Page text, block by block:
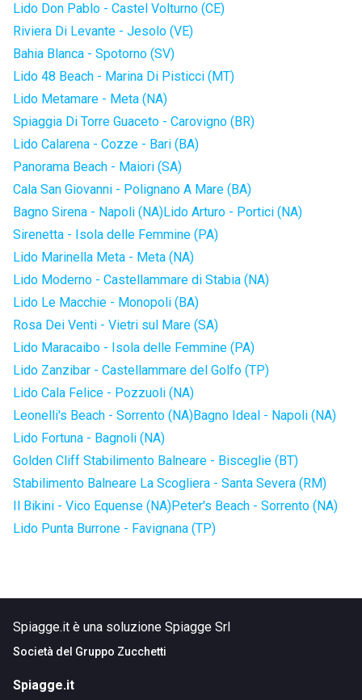
Lido Don Pablo - Castel Volturno (CE)
Riviera Di Levante - Jesolo (VE)
Bahia Blanca - Spotorno (SV)
Lido 48 Beach - Marina Di Pisticci (MT)
Lido Metamare - Meta (NA)
Spiaggia Di Torre Guaceto - Carovigno (BR)
Lido Calarena - Cozze - Bari (BA)
Panorama Beach - Maiori (SA)
Cala San Giovanni - Polignano A Mare (BA)
Bagno Sirena - Napoli (NA)Lido Arturo - Portici (NA)
Sirenetta - Isola delle Femmine (PA)
Lido Marinella Meta - Meta (NA)
Lido Moderno - Castellammare di Stabia (NA)
Lido Le Macchie - Monopoli (BA)
Rosa Dei Venti - Vietri sul Mare (SA)
Lido Maracaibo - Isola delle Femmine (PA)
Lido Zanzibar - Castellammare del Golfo (TP)
Lido Cala Felice - Pozzuoli (NA)
Leonelli's Beach - Sorrento (NA)Bagno Ideal - Napoli (NA)
Lido Fortuna - Bagnoli (NA)
Golden Cliff Stabilimento Balneare - Bisceglie (BT)
Stabilimento Balneare La Scogliera - Santa Severa (RM)
Il Bikini - Vico Equense (NA)Peter's Beach - Sorrento (NA)
Lido Punta Burrone - Favignana (TP)
Spiagge.it è una soluzione Spiagge Srl
Società del Gruppo Zucchetti
Spiagge.it